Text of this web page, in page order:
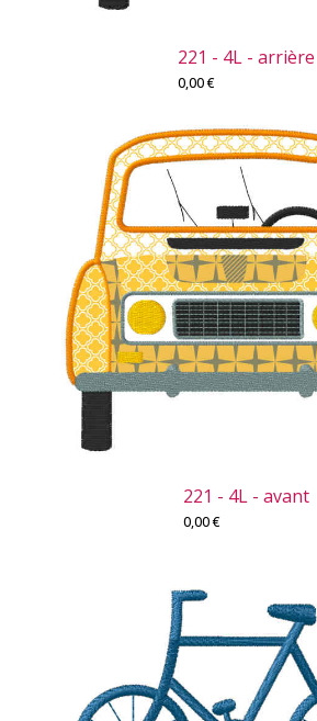
221 - 4L - arrière
0,00€
221 - 4L - avant
0,00€